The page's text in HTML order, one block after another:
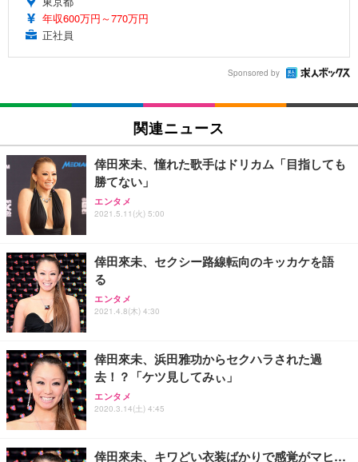
年収600万円～770万円
正社員
Sponsored by
関連ニュース
倖田來未、憧れた歌手はドリカム「目指しても
勝てない」
エンタメ
2021.5.11(火) 5:00
倖田來未、セクシー路線転向のキッカケを語
る
エンタメ
2021.4.8(木) 4:30
倖田來未、浜田雅功からセクハラされた過
去！？「ケツ見してみぃ」
エンタメ
2020.3.14(土) 4:45
倖田來未、キワどい衣装ばかりで感覚がマヒ…